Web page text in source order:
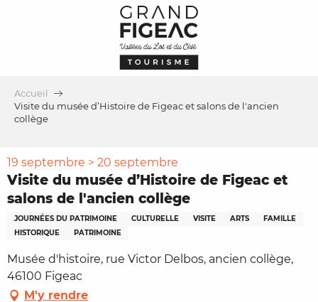
Accueil
Visite du musée d’Histoire de Figeac et salons de l'ancien
collège
19 septembre > 20 septembre
Visite du musée d’Histoire de Figeac et
salons de l'ancien collège
JOURNÉES DU PATRIMOINE CULTURELLE VISITE ARTS
FAMILLE
HISTORIQUE
PATRIMOINE
Musée d'histoire, rue Victor Delbos, ancien collège,
46100 Figeac
M'y rendre